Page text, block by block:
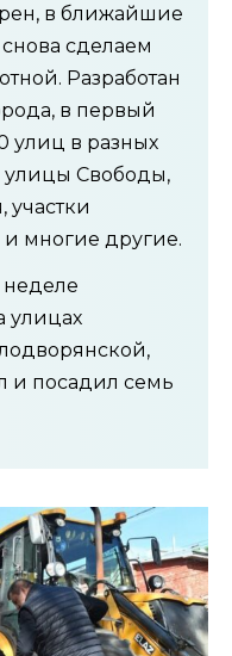
в ближайшие
сделаем
Разработан
в первый
улиц в разных
улицы Свободы,
участки
многие другие.
неделе
улицах
и посадил семь